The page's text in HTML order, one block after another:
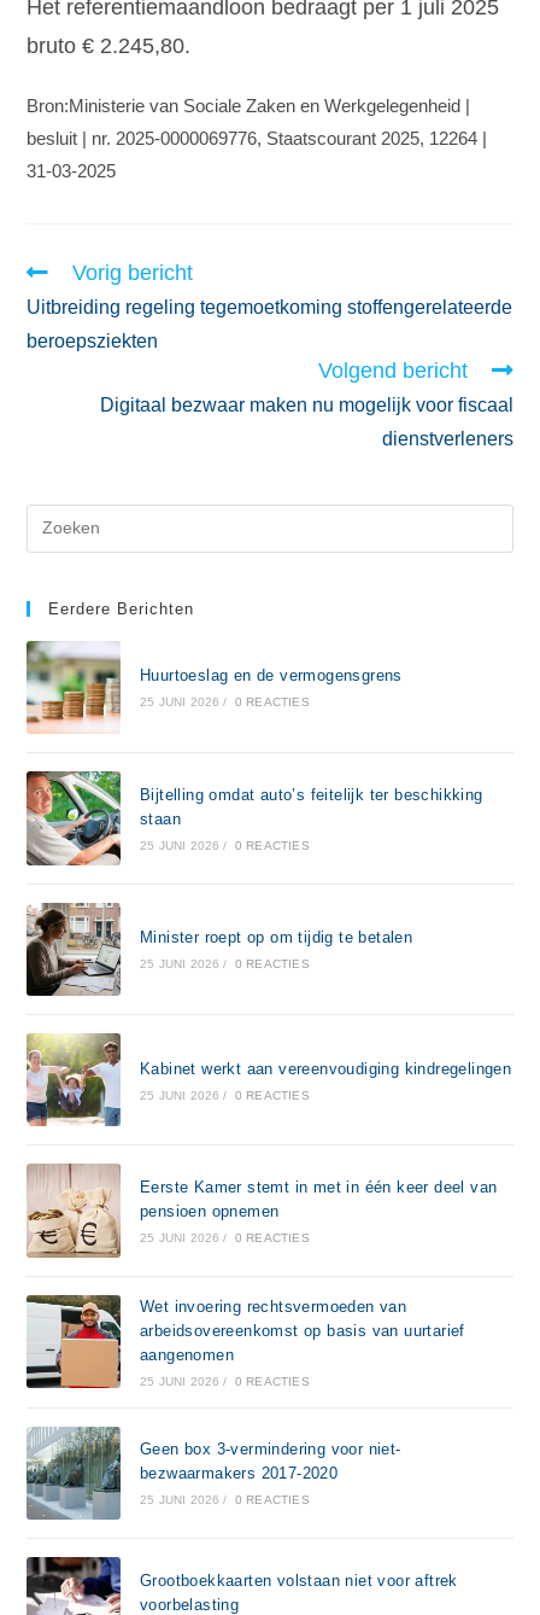
Het referentiemaandloon bedraagt per 1 juli 2025
bruto € 2.245,80.
Bron:Ministerie van Sociale Zaken en Werkgelegenheid |
besluit | nr. 2025-0000069776, Staatscourant 2025, 12264 |
31-03-2025
Vorig bericht
Uitbreiding regeling tegemoetkoming stoffengerelateerde
beroepsziekten
Volgend bericht
Digitaal bezwaar maken nu mogelijk voor fiscaal
dienstverleners
Eerdere Berichten
Huurtoeslag en de vermogensgrens
25 JUNI 2026 / 0 REACTIES
Bijtelling omdat auto’s feitelijk ter beschikking
staan
25 JUNI 2026 / 0 REACTIES
Minister roept op om tijdig te betalen
25 JUNI 2026 / 0 REACTIES
Kabinet werkt aan vereenvoudiging kindregelingen
25 JUNI 2026 / 0 REACTIES
Eerste Kamer stemt in met in één keer deel van
pensioen opnemen
25 JUNI 2026 / 0 REACTIES
Wet invoering rechtsvermoeden van
arbeidsovereenkomst op basis van uurtarief
aangenomen
25 JUNI 2026 / 0 REACTIES
Geen box 3-vermindering voor niet-
bezwaarmakers 2017-2020
25 JUNI 2026 / 0 REACTIES
Grootboekkaarten volstaan niet voor aftrek
voorbelasting